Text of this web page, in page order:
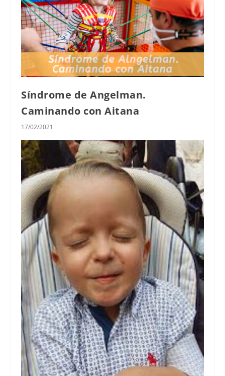
Síndrome de Angelman.
Caminando con Aitana
17/02/2021